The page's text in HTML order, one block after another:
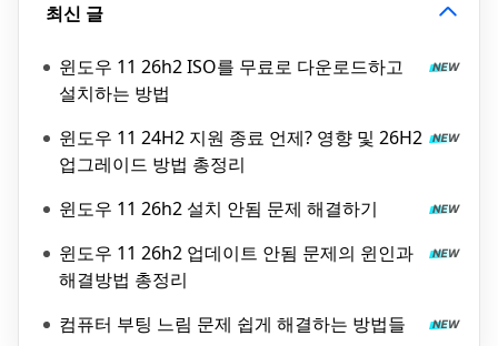
최신 글
윈도우 11 26h2 ISO를 무료로 다운로드하고
설치하는 방법
윈도우 11 24H2 지원 종료 언제? 영향 및 26H2
업그레이드 방법 총정리
윈도우 11 26h2 설치 안됨 문제 해결하기
윈도우 11 26h2 업데이트 안됨 문제의 윈인과
해결방법 총정리
컴퓨터 부팅 느림 문제 쉽게 해결하는 방법들